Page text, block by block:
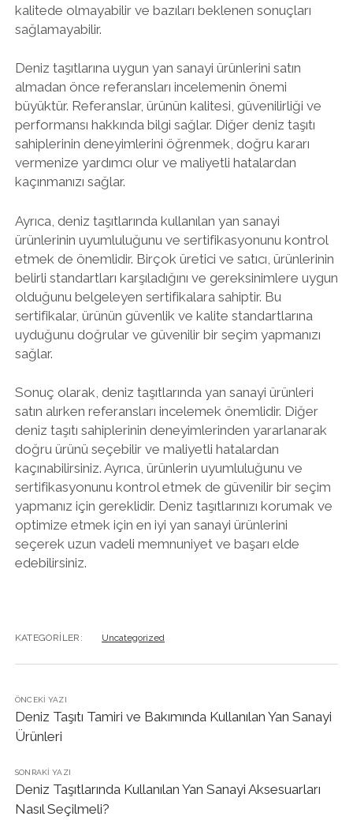
kalitede olmayabilir ve bazıları beklenen sonuçları
sağlamayabilir.
Deniz taşıtlarına uygun yan sanayi ürünlerini satın
almadan önce referansları incelemenin önemi
büyüktür. Referanslar, ürünün kalitesi, güvenilirliği ve
performansı hakkında bilgi sağlar. Diğer deniz taşıtı
sahiplerinin deneyimlerini öğrenmek, doğru kararı
vermenize yardımcı olur ve maliyetli hatalardan
kaçınmanızı sağlar.
Ayrıca, deniz taşıtlarında kullanılan yan sanayi
ürünlerinin uyumluluğunu ve sertifikasyonunu kontrol
etmek de önemlidir. Birçok üretici ve satıcı, ürünlerinin
belirli standartları karşıladığını ve gereksinimlere uygun
olduğunu belgeleyen sertifikalara sahiptir. Bu
sertifikalar, ürünün güvenlik ve kalite standartlarına
uyduğunu doğrular ve güvenilir bir seçim yapmanızı
sağlar.
Sonuç olarak, deniz taşıtlarında yan sanayi ürünleri
satın alırken referansları incelemek önemlidir. Diğer
deniz taşıtı sahiplerinin deneyimlerinden yararlanarak
doğru ürünü seçebilir ve maliyetli hatalardan
kaçınabilirsiniz. Ayrıca, ürünlerin uyumluluğunu ve
sertifikasyonunu kontrol etmek de güvenilir bir seçim
yapmanız için gereklidir. Deniz taşıtlarınızı korumak ve
optimize etmek için en iyi yan sanayi ürünlerini
seçerek uzun vadeli memnuniyet ve başarı elde
edebilirsiniz.
KATEGORILER: Uncategorized
ÖNCEKI YAZI
Deniz Taşıtı Tamiri ve Bakımında Kullanılan Yan Sanayi
Ürünleri
SONRAKI YAZI
Deniz Taşıtlarında Kullanılan Yan Sanayi Aksesuarları
Nasıl Seçilmeli?